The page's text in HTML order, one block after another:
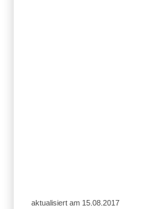
aktualisiert am 15.08.2017